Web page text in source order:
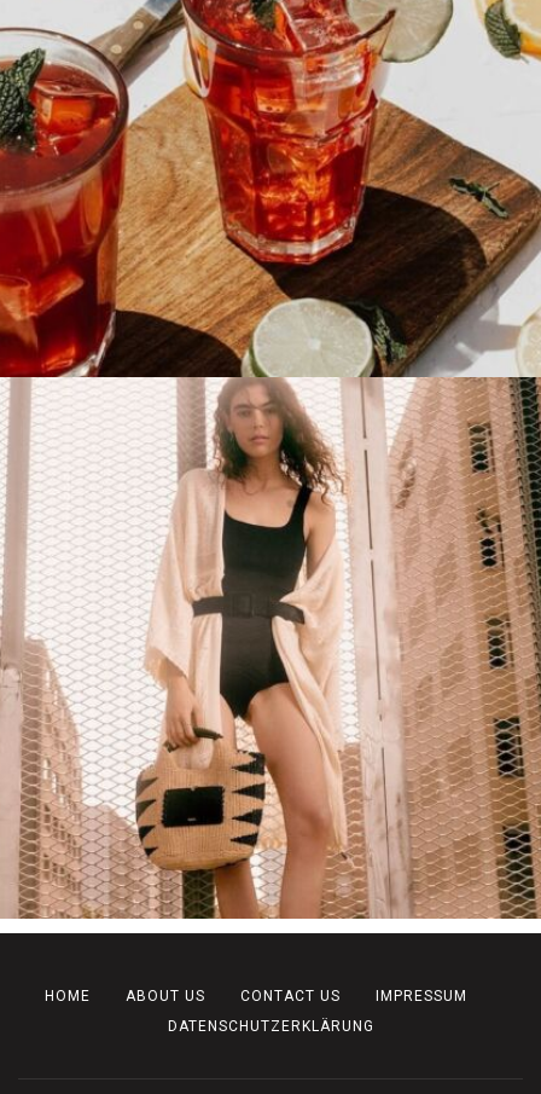
HOME ABOUT US CONTACT US
IMPRESSUM
DATENSCHUTZERKLÄRUNG